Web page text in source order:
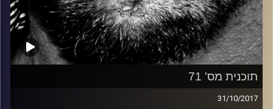
תוכנית מס' 71
31/10/2017